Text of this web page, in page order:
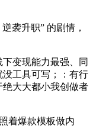
袭升职” 的剧情，
变现能力最强、同
工具可写；：有行
大大都小我创做者
着爆款模板做内